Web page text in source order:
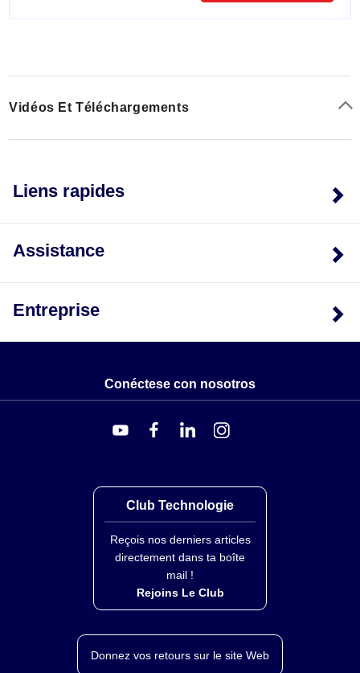
Vidéos Et Téléchargements
Liens rapides
Assistance
Entreprise
Conéctese con nosotros
Club Technologie
Reçois nos derniers articles
directement dans ta boîte
mail !
Rejoins Le Club
Donnez vos retours sur le site Web